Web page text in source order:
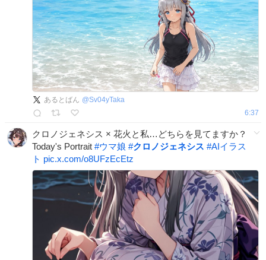
あるとばん @Sv04yTaka
6:37
クロノジェネシス × 花火と私…どちらを見てますか？
Today's Portrait #ウマ娘 #クロノジェネシス #AIイラス
ト pic.x.com/o8UFzEcEtz